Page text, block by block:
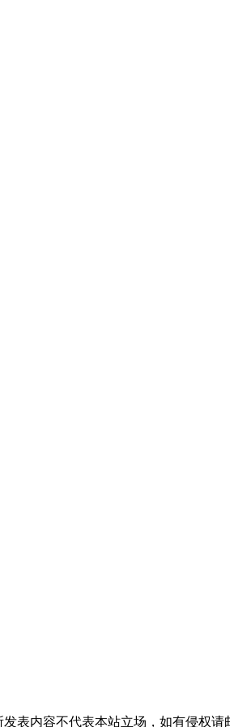
表内容不代表本站立场，如有侵权请